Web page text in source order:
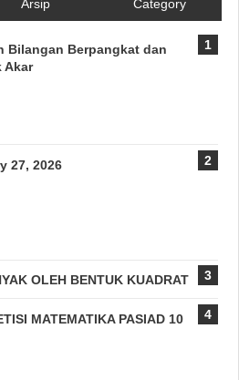
Arsip Category
Bilangan Berpangkat dan
Akar
27, 2026
OLEH BENTUK KUADRAT
MATEMATIKA PASIAD 10